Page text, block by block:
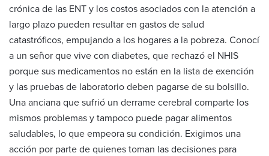
crónica de las ENT y los costos asociados con la atención a
largo plazo pueden resultar en gastos de salud
catastróficos, empujando a los hogares a la pobreza. Conocí
a un señor que vive con diabetes, que rechazó el NHIS
porque sus medicamentos no están en la lista de exención
y las pruebas de laboratorio deben pagarse de su bolsillo.
Una anciana que sufrió un derrame cerebral comparte los
mismos problemas y tampoco puede pagar alimentos
saludables, lo que empeora su condición. Exigimos una
acción por parte de quienes toman las decisiones para